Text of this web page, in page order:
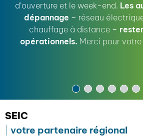
d’ouverture et le week-end. Les
dépannage – réseau
chauffage à distance –
opérationnels. Merci pour
SEIC
votre partenaire régional